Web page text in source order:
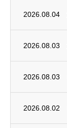
2026.08.04
2026.08.03
2026.08.03
2026.08.02